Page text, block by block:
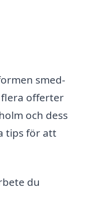
smed-
flera offerter
och dess
tips för att
du